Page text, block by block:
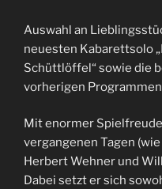
Auswahl an
neuesten Kabarettsolo
Schüttlöffel“ sowie die
vorherigen
Mit enormer
vergangenen Tagen
Herbert Wehner und
Dabei setzt er sich